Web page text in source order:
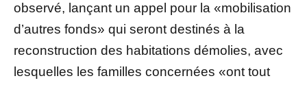
observé, lançant un appel pour la «mobilisation
d’autres fonds» qui seront destinés à la
reconstruction des habitations démolies, avec
lesquelles les familles concernées «ont tout